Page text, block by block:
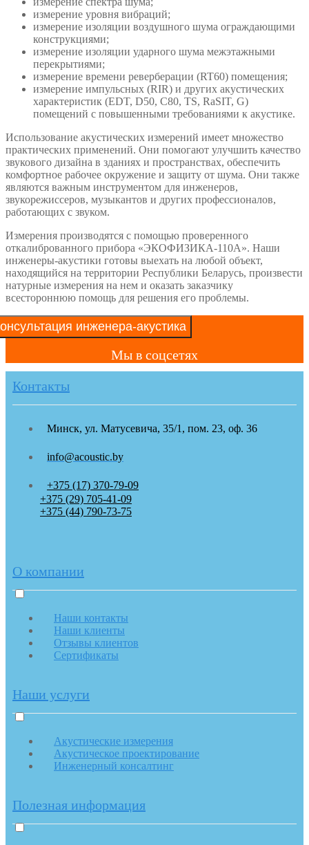
измерение уровня вибраций;
измерение изоляции воздушного шума ограждающими
конструкциями;
измерение изоляции ударного шума межэтажными
перекрытиями;
измерение времени реверберации (RT60) помещения;
измерение импульсных (RIR) и других акустических
характеристик (EDT, D50, C80, TS, RaSIT, G)
помещений с повышенными требованиями к акустике.
Использование акустических измерений имеет множество
практических применений. Они помогают улучшить качество
звукового дизайна в зданиях и пространствах, обеспечить
комфортное рабочее окружение и защиту от шума. Они также
являются важным инструментом для инженеров,
звукорежиссеров, музыкантов и других профессионалов,
работающих с звуком.
Измерения производятся с помощью проверенного
откалиброванного прибора «ЭКОФИЗИКА-110А». Наши
инженеры-акустики готовы выехать на любой объект,
находящийся на территории Республики Беларусь, произвести
натурные измерения на нем и оказать заказчику
всестороннюю помощь для решения его проблемы.
инженера-акустика
Мы в соцсетях
Контакты
Минск, ул. Матусевича, 35/1, пом. 23, оф. 36
info@acoustic.by
+375 (17) 370-79-09
+375 (29) 705-41-09
+375 (44) 790-73-75
О компании
Наши контакты
Наши клиенты
Отзывы клиентов
Сертификаты
Наши услуги
Акустические измерения
Акустическое проектирование
Инженерный консалтинг
Полезная информация